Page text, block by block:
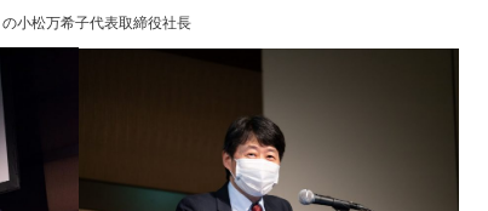
小松万希子代表取締役社長